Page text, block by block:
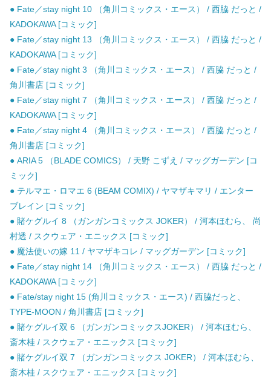
● Fate／stay night 10 （角川コミックス・エース） / 西脇 だっと /
KADOKAWA [コミック]
● Fate／stay night 13 （角川コミックス・エース） / 西脇 だっと /
KADOKAWA [コミック]
● Fate／stay night 3 （角川コミックス・エース） / 西脇 だっと /
角川書店 [コミック]
● Fate／stay night 7 （角川コミックス・エース） / 西脇 だっと /
KADOKAWA [コミック]
● Fate／stay night 4 （角川コミックス・エース） / 西脇 だっと /
角川書店 [コミック]
● ARIA 5 （BLADE COMICS） / 天野 こずえ / マッグガーデン [コ
ミック]
● テルマエ・ロマエ 6 (BEAM COMIX) / ヤマザキマリ / エンター
ブレイン [コミック]
● 賭ケグルイ 8 （ガンガンコミックス JOKER） / 河本ほむら、 尚
村透 / スクウェア・エニックス [コミック]
● 魔法使いの嫁 11 / ヤマザキコレ / マッグガーデン [コミック]
● Fate／stay night 14 （角川コミックス・エース） / 西脇 だっと /
KADOKAWA [コミック]
● Fate/stay night 15 (角川コミックス・エース) / 西脇だっと、
TYPE-MOON / 角川書店 [コミック]
● 賭ケグルイ双 6 （ガンガンコミックスJOKER） / 河本ほむら、
斎木桂 / スクウェア・エニックス [コミック]
● 賭ケグルイ双 7 （ガンガンコミックス JOKER） / 河本ほむら、
斎木桂 / スクウェア・エニックス [コミック]